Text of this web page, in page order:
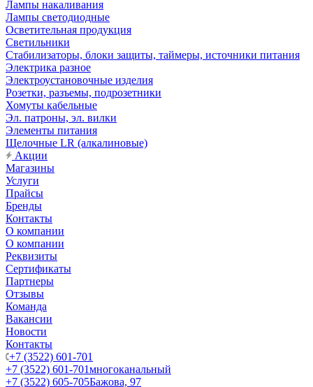
Лампы накаливания
Лампы светодиодные
Осветительная продукция
Светильники
Стабилизаторы, блоки защиты, таймеры, источники питания
Электрика разное
Электроустановочные изделия
Розетки, разъемы, подрозетники
Хомуты кабельные
Эл. патроны, эл. вилки
Элементы питания
Щелочные LR (алкалиновые)
Акции
Магазины
Услуги
Прайсы
Бренды
Контакты
О компании
О компании
Реквизиты
Сертификаты
Партнеры
Отзывы
Команда
Вакансии
Новости
Контакты
+7 (3522) 601-701
+7 (3522) 601-701многоканальный
+7 (3522) 605-705Бажова, 97